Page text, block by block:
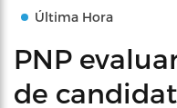
Última Hora
PNP
de